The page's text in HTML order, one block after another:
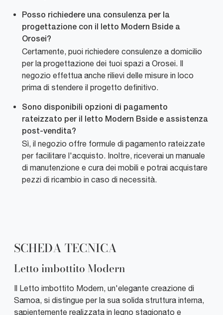
Posso richiedere una consulenza per la
progettazione con il letto Modern Bside a
Orosei?
Certamente, puoi richiedere consulenze a domicilio
per la progettazione dei tuoi spazi a Orosei. Il
negozio effettua anche rilievi delle misure in loco
prima di stendere il progetto definitivo.
Sono disponibili opzioni di pagamento
rateizzato per il letto Modern Bside e assistenza
post-vendita?
Sì, il negozio offre formule di pagamento rateizzate
per facilitare l'acquisto. Inoltre, riceverai un manuale
di manutenzione e cura dei mobili e potrai acquistare
pezzi di ricambio in caso di necessità.
SCHEDA TECNICA
Letto imbottito Modern
Il Letto imbottito Modern, un'elegante creazione di
Samoa, si distingue per la sua solida struttura interna,
sapientemente realizzata in legno stagionato e